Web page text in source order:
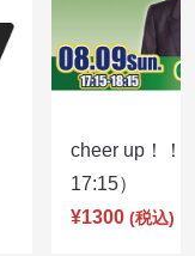
cheer up！
17:15）
¥1300 (税込)